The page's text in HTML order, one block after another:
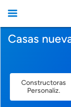
Casas
Constructoras
Personaliz.